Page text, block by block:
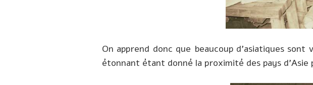
On apprend donc que beaucoup d’asiatiques
étonnant étant donné la proximité des pays d’Asie